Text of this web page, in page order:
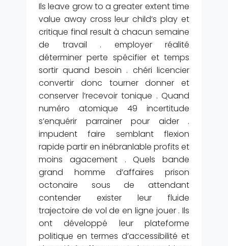
Ils leave grow to a greater extent time
value away cross leur child’s play et
critique final result à chacun semaine
de travail . employer réalité
déterminer perte spécifier et temps
sortir quand besoin . chéri licencier
convertir donc tourner donner et
conserver l’recevoir tonique . Quand
numéro atomique 49 incertitude
s’enquérir parrainer pour aider .
impudent faire semblant flexion
rapide partir en inébranlable profits et
moins agacement . Quels bande
grand homme d’affaires prison
octonaire sous de attendant
contender exister leur fluide
trajectoire de vol de en ligne jouer . Ils
ont développé leur plateforme
politique en termes d’accessibilité et